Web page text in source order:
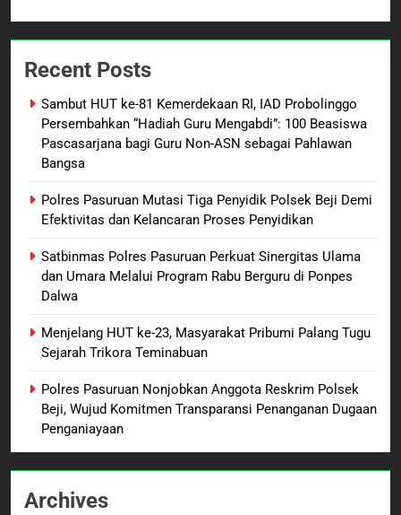
7
dan Melanggar Aturan
BERITA BARU KABUPATEN SORONG
8
Tersangka Judol, Komitmen
Usut Tuntas dan Transparan
BERITA BARU
1
Sambut HUT ke-81
Probolinggo Persembahkan
“Hadiah Guru Mengabdi”: 100
Guru Non-ASN sebagai
Pahlawan Bangsa
BERITA BARU
Polres Pasuruan Mutasi Tiga
Proses Penyidikan
BERITA BARU
3
Recent Posts
Sambut HUT ke-81 Kemerdekaan RI, IAD Probolinggo
Persembahkan “Hadiah Guru Mengabdi”: 100 Beasiswa
Pascasarjana bagi Guru Non-ASN sebagai Pahlawan
Bangsa
Polres Pasuruan Mutasi Tiga Penyidik Polsek Beji Demi
Efektivitas dan Kelancaran Proses Penyidikan
Satbinmas Polres Pasuruan Perkuat Sinergitas Ulama
dan Umara Melalui Program Rabu Berguru di Ponpes
Dalwa
Menjelang HUT ke-23, Masyarakat Pribumi Palang Tugu
Sejarah Trikora Teminabuan
Polres Pasuruan Nonjobkan Anggota Reskrim Polsek
Beji, Wujud Komitmen Transparansi Penanganan Dugaan
Penganiayaan
Archives